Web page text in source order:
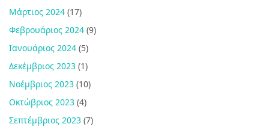
Μάρτιος 2024 (17)
Φεβρουάριος 2024 (9)
Ιανουάριος 2024 (5)
Δεκέμβριος 2023 (1)
Νοέμβριος 2023 (10)
Οκτώβριος 2023 (4)
Σεπτέμβριος 2023 (7)